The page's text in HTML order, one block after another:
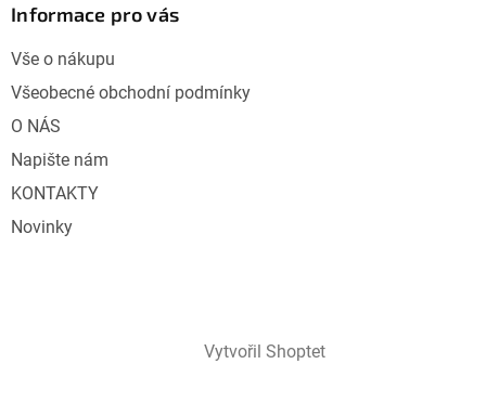
Informace pro vás
Vše o nákupu
Všeobecné obchodní podmínky
O NÁS
Napište nám
KONTAKTY
Novinky
Vytvořil Shoptet